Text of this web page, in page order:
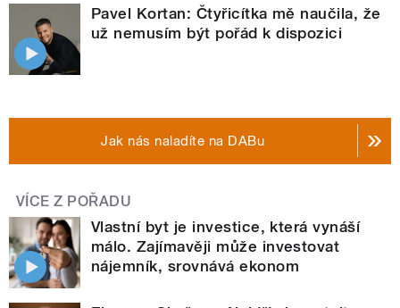
Pavel Kortan: Čtyřicítka mě naučila, že
už nemusím být pořád k dispozici
Jak nás naladíte na DABu
VÍCE Z POŘADU
Vlastní byt je investice, která vynáší
málo. Zajímavěji může investovat
nájemník, srovnává ekonom